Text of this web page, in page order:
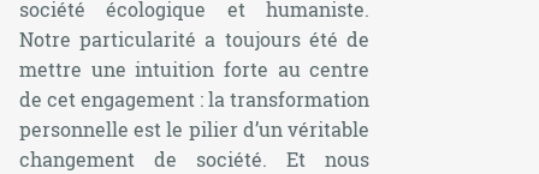
société écologique et humaniste.
Notre particularité a toujours été de
mettre une intuition forte au centre
de cet engagement : la transformation
personnelle est le pilier d’un véritable
changement de société. Et nous